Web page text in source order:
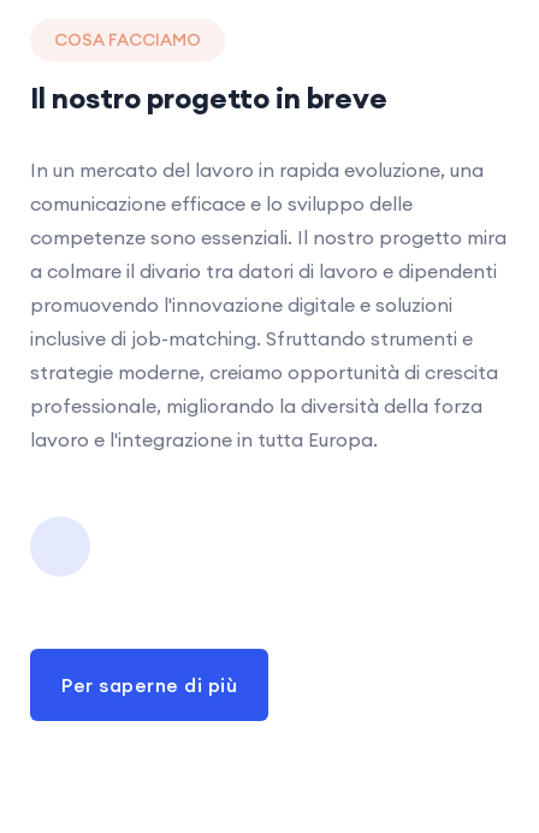
COSA FACCIAMO
Il nostro progetto in breve
In un mercato del lavoro in rapida evoluzione, una
comunicazione efficace e lo sviluppo delle
competenze sono essenziali. Il nostro progetto mira
a colmare il divario tra datori di lavoro e dipendenti
promuovendo l'innovazione digitale e soluzioni
inclusive di job-matching. Sfruttando strumenti e
strategie moderne, creiamo opportunità di crescita
professionale, migliorando la diversità della forza
lavoro e l'integrazione in tutta Europa.
Per saperne di più